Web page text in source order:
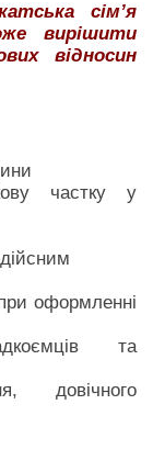
сім’я
вирішити
відносин
частку у
оформленні
та
довічного